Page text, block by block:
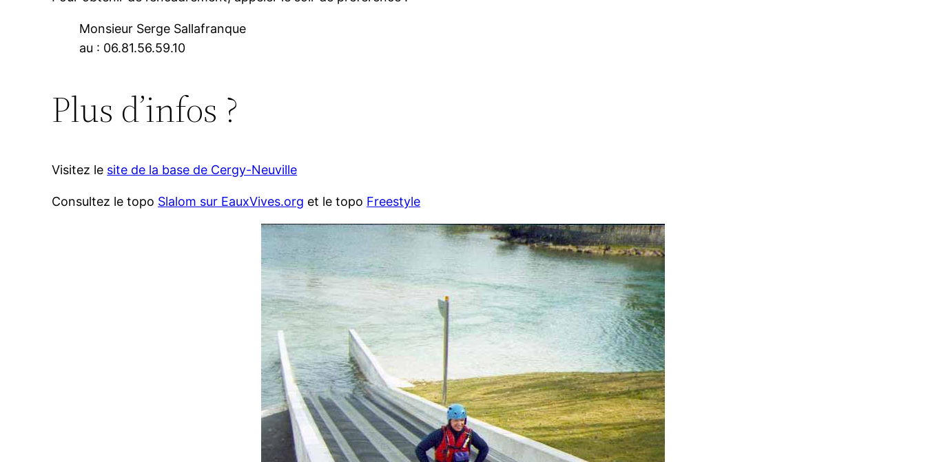
Monsieur Serge Sallafranque
au : 06.81.56.59.10
Plus d’infos ?
Visitez le site de la base de Cergy-Neuville
Consultez le topo Slalom sur EauxVives.org et le topo Freestyle